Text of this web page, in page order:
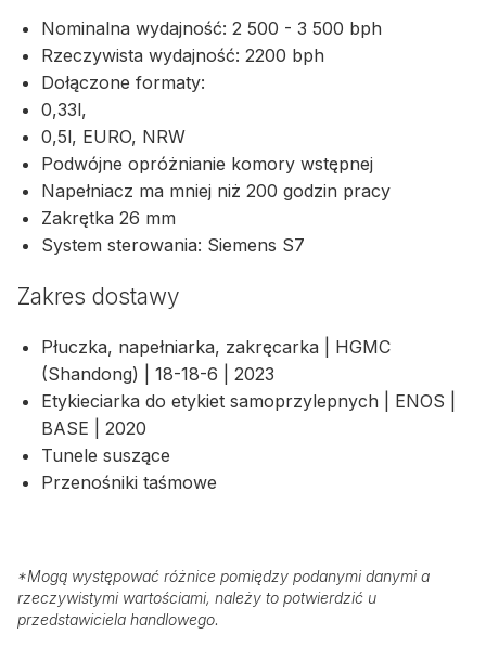
Nominalna wydajność: 2 500 - 3 500 bph
Rzeczywista wydajność: 2200 bph
Dołączone formaty:
0,33l,
0,5l, EURO, NRW
Podwójne opróżnianie komory wstępnej
Napełniacz ma mniej niż 200 godzin pracy
Zakrętka 26 mm
System sterowania: Siemens S7
Zakres dostawy
Płuczka, napełniarka, zakręcarka | HGMC
(Shandong) | 18-18-6 | 2023
Etykieciarka do etykiet samoprzylepnych | ENOS |
BASE | 2020
Tunele suszące
Przenośniki taśmowe
*Mogą występować różnice pomiędzy podanymi danymi a
rzeczywistymi wartościami, należy to potwierdzić u
przedstawiciela handlowego.